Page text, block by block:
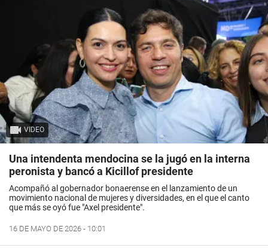
VIDEO
Una intendenta mendocina se la jugó en la interna
peronista y bancó a Kicillof presidente
Acompañó al gobernador bonaerense en el lanzamiento de un
movimiento nacional de mujeres y diversidades, en el que el canto
que más se oyó fue "Axel presidente".
16 DE MAYO DE 2026 - 10:01